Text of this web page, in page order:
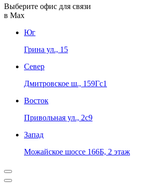
Выберите офис для связи
в Max
Юг
Грина ул., 15
Север
Дмитровское ш., 159Гс1
Восток
Привольная ул., 2с9
Запад
Можайское шоссе 166Б, 2 этаж